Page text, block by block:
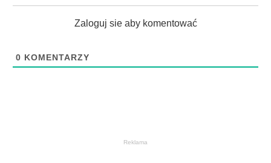
Zaloguj sie aby komentować
0 KOMENTARZY
Reklama